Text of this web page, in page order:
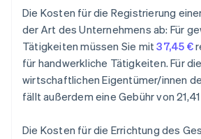
Die Kosten für die Registrierung
der Art des Unternehmens ab: Für
Tätigkeiten müssen Sie mit37,45 €
für handwerkliche Tätigkeiten. Für
wirtschaftlichen Eigentümer/innen
fällt außerdem eine Gebühr von 21,41
Die Kosten für die Errichtung des